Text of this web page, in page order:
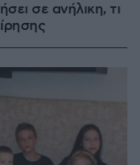
σε ανήλικη, τι